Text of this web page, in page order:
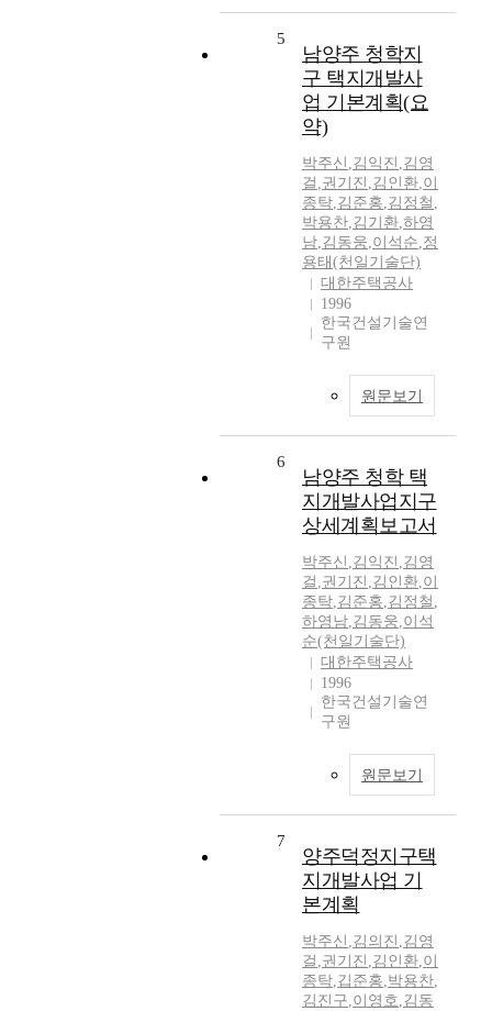
5
남양주 청학지
구 택지개발사
업 기본계획(요
약)
박주신 ,김익진 ,김영
걸 ,권기진 ,김인환,이
종탁,김준홍,김정철 ,
박용찬,김기환,하영
남,김동웅,이석순,정
용태(천일기술단)
대한주택공사
1996
한국건설기술연
구원
원문보기
6
남양주 청학 택
지개발사업지구
상세계획보고서
박주신 ,김익진 ,김영
걸 ,권기진 ,김인환,이
종탁,김준홍,김정철 ,
하영남,김동웅,이석
순(천일기술단)
대한주택공사
1996
한국건설기술연
구원
원문보기
7
양주덕정지구택
지개발사업 기
본계획
박주신 ,김의진 ,김영
걸 ,권기진 ,김인환,이
종탁,깁준홍,박용찬,
김진구,이영호,김동